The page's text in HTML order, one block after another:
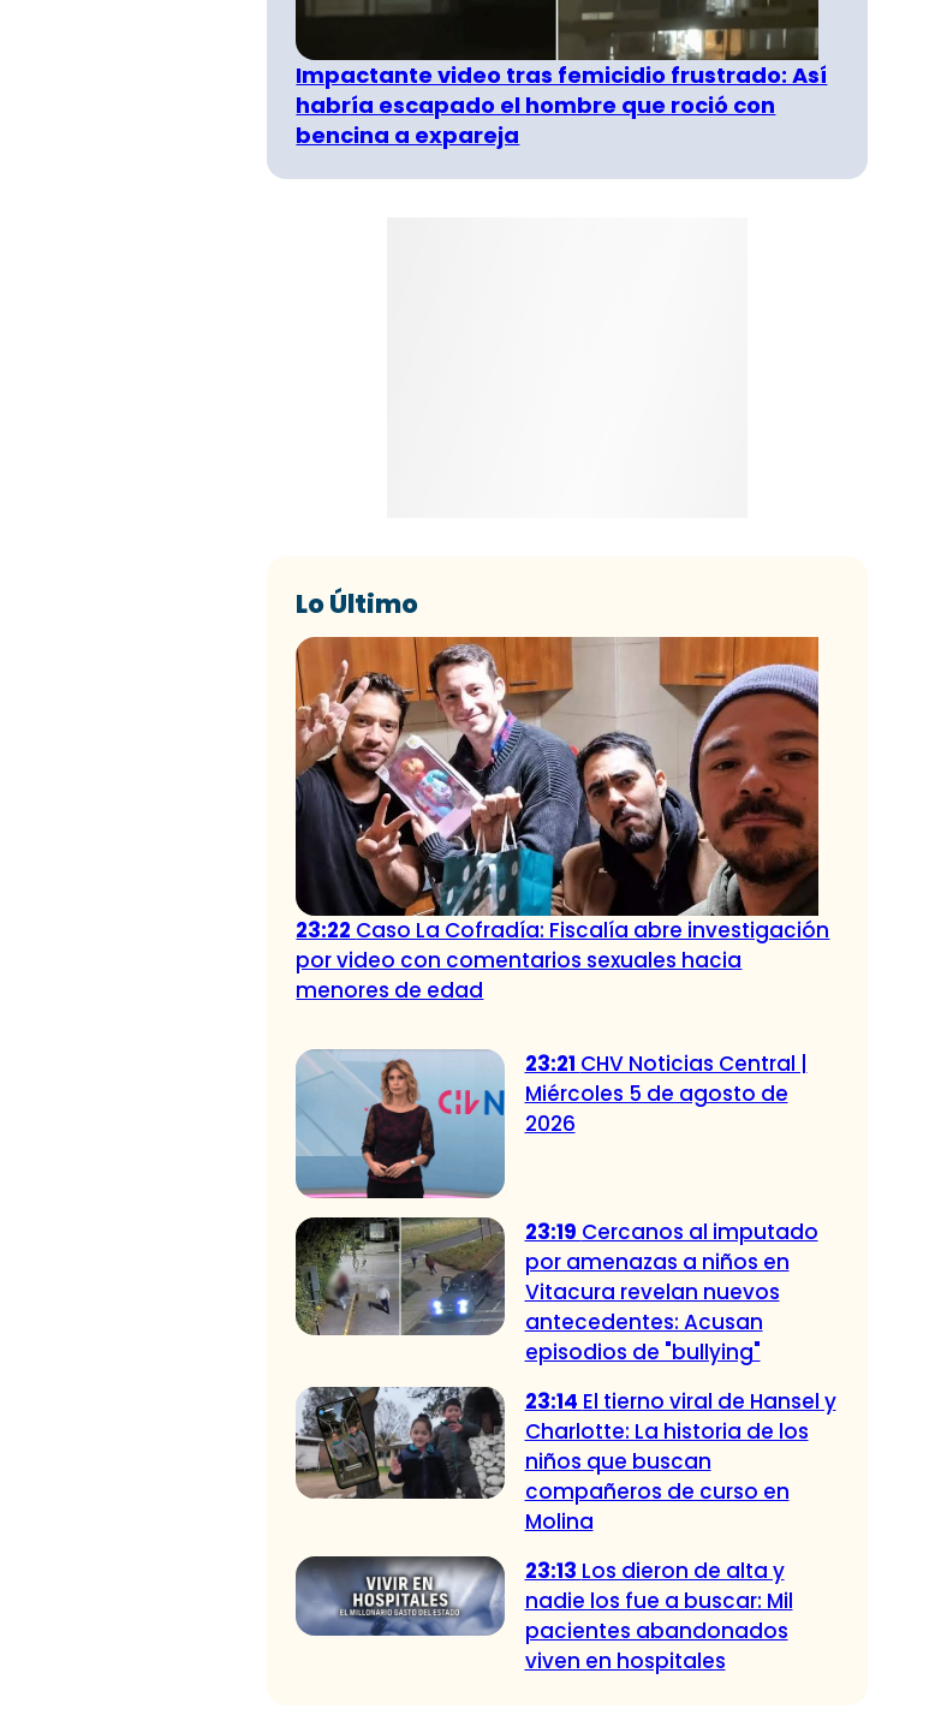
Impactante video tras femicidio frustrado: Así
habría escapado el hombre que roció con
bencina a expareja
Lo Último
23:22 Caso La Cofradía: Fiscalía abre investigación
por video con comentarios sexuales hacia
menores de edad
23:21 CHV Noticias Central |
Miércoles 5 de agosto de
2026
23:19 Cercanos al imputado
por amenazas a niños en
Vitacura revelan nuevos
antecedentes: Acusan
episodios de "bullying"
23:14 El tierno viral de Hansel y
Charlotte: La historia de los
niños que buscan
compañeros de curso en
Molina
23:13 Los dieron de alta y
nadie los fue a buscar: Mil
pacientes abandonados
viven en hospitales